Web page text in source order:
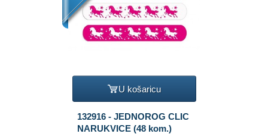
U košaricu
132916 - JEDNOROG CLIC
NARUKVICE (48 kom.)